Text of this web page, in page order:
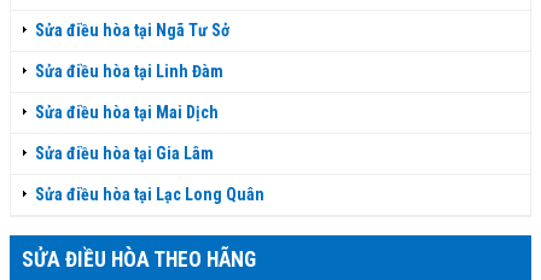
Sửa điều hòa tại Ngã Tư Sở
Sửa điều hòa tại Linh Đàm
Sửa điều hòa tại Mai Dịch
Sửa điều hòa tại Gia Lâm
Sửa điều hòa tại Lạc Long Quân
SỬA ĐIỀU HÒA THEO HÃNG